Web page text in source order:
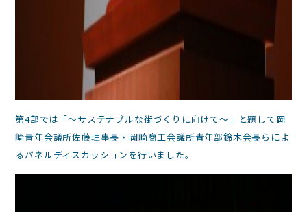
第4部では「～サステナブルな街づくりに向けて～」と題して岡
崎青年会議所佐藤理事長・岡崎商工会議所青年部鈴木会長らによ
るパネルディスカッションを行いました。